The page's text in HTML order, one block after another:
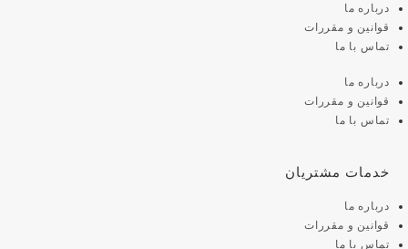
درباره ما
قوانین و مقررات
تماس با ما
درباره ما
قوانین و مقررات
تماس با ما
خدمات مشتریان
درباره ما
قوانین و مقررات
تماس با ما